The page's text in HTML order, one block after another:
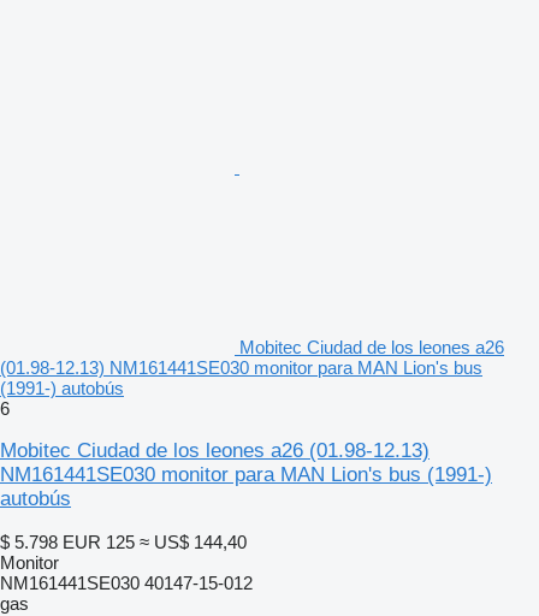
Mobitec Ciudad de los leones a26
(01.98-12.13) NM161441SE030 monitor para MAN Lion's bus
(1991-) autobús
6
Mobitec Ciudad de los leones a26 (01.98-12.13)
NM161441SE030 monitor para MAN Lion's bus (1991-)
autobús
$ 5.798 EUR 125 ≈ US$ 144,40
Monitor
NM161441SE030 40147-15-012
gas